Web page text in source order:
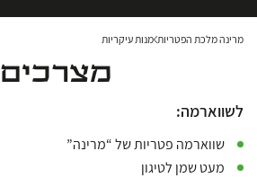
מרינה מלכת הפטריות מנות עיקריות
מצרכים
לשווארמה:
שווארמה פטריות של “מרינה”
מעט שמן לטיגון